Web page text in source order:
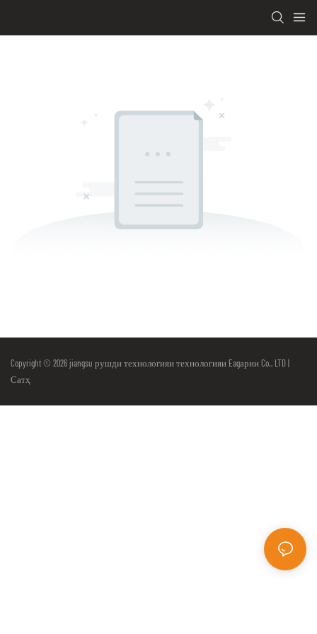
Copyright © 2026 jiangsu рушди технологияи технологияи Eagарии Co., LTD |
Сатҳ